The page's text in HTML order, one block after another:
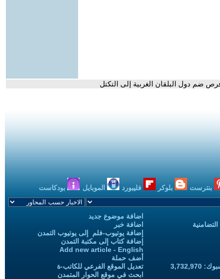
ضم دول البلقان الغربية إلى التكتل
بنترست بلوكر فليبورد الموبايل بودكاست
اضافة موضوع جديد
اضافة خبر
إضافة يوتيوب-فلم إلى يوتيوب التمدن
إضافة كتاب إلى مكتبة التمدن
Add new article - English
أضف حملة
تعديل الموقع الفرعي للكاتب-ة
ابحث في موقع الحوار المتمدن